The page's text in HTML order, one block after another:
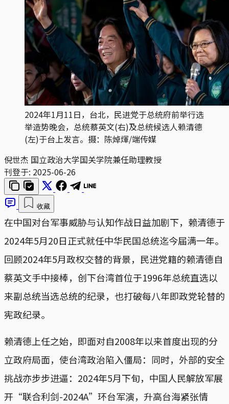
2024年1月11日，台北，民进党于总统府前举行选
举造势晚会，总统蔡英文(右)及总统候选人赖清德
(左)于台上发言。摄：陈焯煇/端传媒
倪世杰 国立政治大学国关学院兼任助理教授
刊登于: 2025-06-26
收藏
在中国对台军事威胁与认知作战日益加剧下，赖清德于
2024年5月20日正式就任中华民国总统迄今届满一年。
回顾2024年5月政权交替的背景，民进党籍的赖清德自
蔡英文手中接棒，创下台湾首位于1996年总统直选以
来副总统当选总统的纪录，也打破每八年即政党轮替的
宪政纪录。
赖清德上任之始，即面对自2008年以来首度出现的分
立政府局面，使台湾政治陷入僵局：同时，外部的安全
挑战亦步步进逼：2024年5月下旬，中国人民解放军展
开“联合利剑-2024A”环台军演，升高台海紧张情